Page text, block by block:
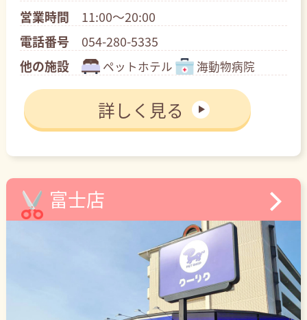
営業時間
11:00～20:00
電話番号
054-280-5335
他の施設
ペットホテル 海動物病院
詳しく見る
富士店